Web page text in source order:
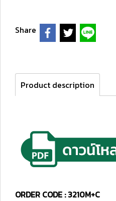
Share
Product description
ORDER CODE : 3210M+C